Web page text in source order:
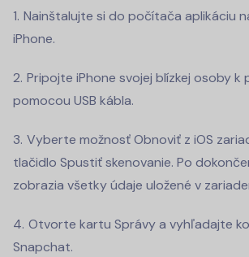
Nainštalujte si do počítača aplikáciu
iPhone.
Pripojte iPhone svojej blízkej osoby k
pomocou USB kábla.
Vyberte možnosť Obnoviť z iOS
tlačidlo Spustiť skenovanie. Po
zobrazia všetky údaje uložené v
Otvorte kartu Správy a vyhľadajte
Snapchat.